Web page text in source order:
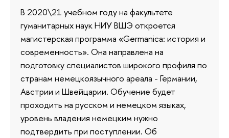
В 2020\21 учебном году на факультете
гуманитарных наук НИУ ВШЭ откроется
магистерская программа «Germanica: история и
современность». Она направлена на
подготовку специалистов широкого профиля по
странам немецкоязычного ареала - Германии,
Австрии и Швейцарии. Обучение будет
проходить на русском и немецком языках,
уровень владения немецким нужно
подтвердить при поступлении. Об